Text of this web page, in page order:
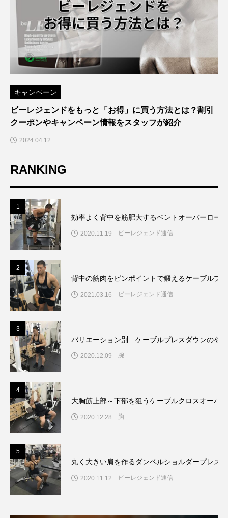
キャンペーン
ビーレジェンドをもっと「お得」に買う方法とは？割引
クーポンやキャンペーン情報をスタッフが紹介
2024.04.12
RANKING
1
効率よく背中を筋肥大するベントオーバーロー
2020.11.19 ビーレジェンド通信
2
背中の筋肉をピンポイントで鍛えるケーブルプ
2021.03.16 ビーレジェンド通信
3
バリエーション別 ケーブルプレスダウンのや
2020.12.09 腕
4
大胸筋上部～下部を狙うケーブルクロスオーバ
2020.12.28 胸
5
丸く大きい肩を作るダンベルショルダープレス
2020.11.12 ビーレジェンド通信